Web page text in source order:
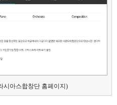
시아스합창단 홈페이지)